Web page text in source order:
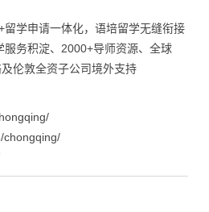
留学申请一体化，语培留学无缝衔接
服务积淀、2000+导师资源、全球
伦敦全资子公司境外支持
chongqing/